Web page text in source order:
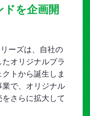
ドを企画開
ーズは、自社の
オリジナルブラ
トから誕生しま
で、オリジナル
さらに拡大して